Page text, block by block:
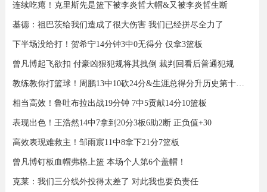
连续吃瘪！克里斯先是篮下被李炎哲大帽&又被李炎哲生断
基德：祖巴茨给我们造成了很大伤害 我们已经拼尽全力了
下半场没给打！贺希宁14分钟3中0无得分 仅拿3篮板
曾凡博起飞欲扣 付豪凶狠犯规将其拽倒 裁判回看后普通犯规
教练教你打篮球！周鹏13中10砍24分&生涯总得分升历史第十三！
相当高效！鲁吐布拉出战19分钟 7中5贡献14分10篮板
表现出色！王浩然14中7拿到20分3板6助2断 正负值+30
高效表现难救主！邹雨宸11中8拿下21分7篮板
曾凡博钉板血帽弗格上篮 本场个人第6个盖帽！
克莱：我们三分线外投得太差了 对此我也要负责任